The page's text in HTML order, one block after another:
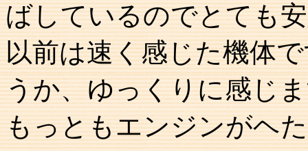
ばしているのでとても
以前は速く感じた機体
うか、ゆっくりに感じ
もっともエンジンがヘ